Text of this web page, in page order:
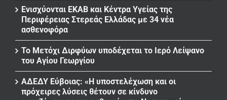
Ενισχύονται ΕΚΑΒ και Κέντρα Υγείας της
Περιφέρειας Στερεάς Ελλάδας με 34 νέα
ασθενοφόρα
Το Μετόχι Διρφύων υποδέχεται το Ιερό Λείψανο
του Αγίου Γεωργίου
ΑΔΕΔΥ Εύβοιας: «Η υποστελέχωση και οι
πρόχειρες λύσεις θέτουν σε κίνδυνο